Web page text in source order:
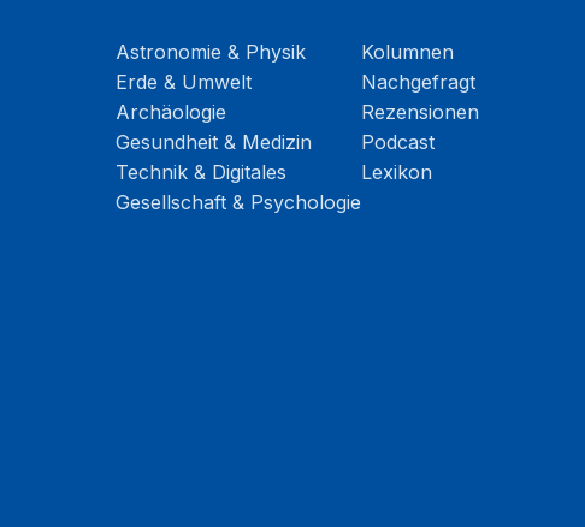
Astronomie & Physik
Erde & Umwelt
Archäologie
Gesundheit & Medizin
Technik & Digitales
Gesellschaft & Psychologie
Kolumnen
Nachgefragt
Rezensionen
Podcast
Lexikon